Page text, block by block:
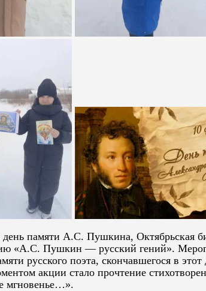
день памяти А.С. Пушкина, Октябрьская
«А.С. Пушкин — русский гений».
русского поэта, скончавшегося в этот
акции стало прочтение
мгновенье…».